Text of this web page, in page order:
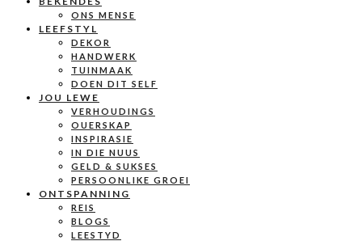
ONS MENSE
LEEFSTYL
DEKOR
HANDWERK
TUINMAAK
DOEN DIT SELF
JOU LEWE
VERHOUDINGS
OUERSKAP
INSPIRASIE
IN DIE NUUS
GELD & SUKSES
PERSOONLIKE GROEI
ONTSPANNING
REIS
BLOGS
LEESTYD